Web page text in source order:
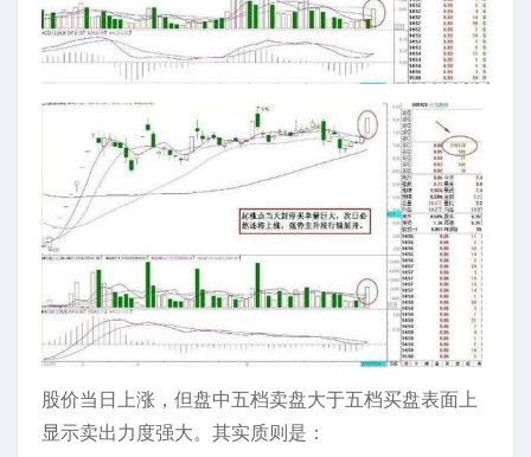
股价当日上涨，但盘中五档卖盘大于五档买盘表面上
显示卖出力度强大。其实质则是：